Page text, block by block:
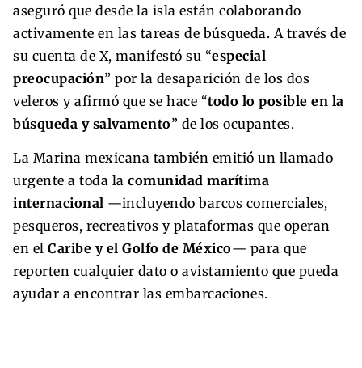
aseguró que desde la isla están colaborando
activamente en las tareas de búsqueda. A través de
su cuenta de X, manifestó su “especial
preocupación” por la desaparición de los dos
veleros y afirmó que se hace “todo lo posible en la
búsqueda y salvamento” de los ocupantes.
La Marina mexicana también emitió un llamado
urgente a toda la comunidad marítima
internacional —incluyendo barcos comerciales,
pesqueros, recreativos y plataformas que operan
en el Caribe y el Golfo de México— para que
reporten cualquier dato o avistamiento que pueda
ayudar a encontrar las embarcaciones.